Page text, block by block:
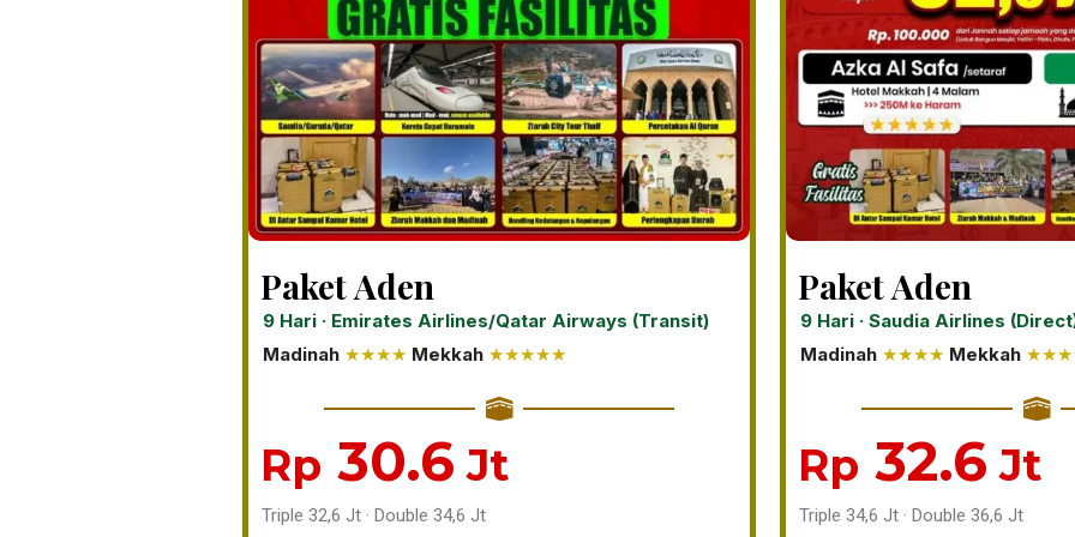
Paket Aden
9 Hari · Emirates Airlines/Qatar Airways (Transit)
Madinah ★★★★ Mekkah ★★★★★
Rp 30.6 Jt
Triple 32,6 Jt · Double 34,6 Jt
Paket Aden
9 Hari · Saudia Airlines
Madinah ★★★★ Mekkah
Rp 32.6 Jt
Triple 34,6 Jt · Double 36,6 Jt